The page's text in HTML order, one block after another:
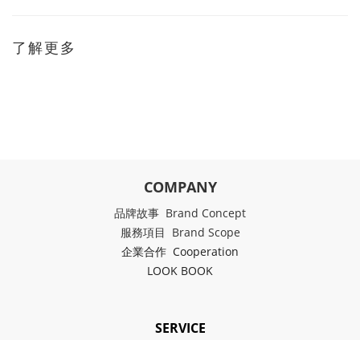
了解更多
COMPANY
品牌故事 Brand Concept
服務項目 Brand Scope
企業合作 Cooperation
LOOK BOOK
SERVICE